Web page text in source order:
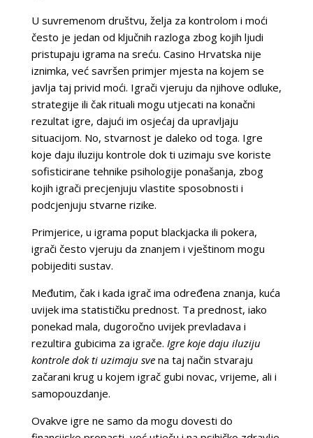
U suvremenom društvu, želja za kontrolom i moći
često je jedan od ključnih razloga zbog kojih ljudi
pristupaju igrama na sreću. Casino Hrvatska nije
iznimka, već savršen primjer mjesta na kojem se
javlja taj privid moći. Igrači vjeruju da njihove odluke,
strategije ili čak rituali mogu utjecati na konačni
rezultat igre, dajući im osjećaj da upravljaju
situacijom. No, stvarnost je daleko od toga. Igre
koje daju iluziju kontrole dok ti uzimaju sve koriste
sofisticirane tehnike psihologije ponašanja, zbog
kojih igrači precjenjuju vlastite sposobnosti i
podcjenjuju stvarne rizike.
Primjerice, u igrama poput blackjacka ili pokera,
igrači često vjeruju da znanjem i vještinom mogu
pobijediti sustav.
Međutim, čak i kada igrač ima određena znanja, kuća
uvijek ima statističku prednost. Ta prednost, iako
ponekad mala, dugoročno uvijek prevladava i
rezultira gubicima za igrače. Igre koje daju iluziju
kontrole dok ti uzimaju svena taj način stvaraju
začarani krug u kojem igrač gubi novac, vrijeme, ali i
samopouzdanje.
Ovakve igre ne samo da mogu dovesti do